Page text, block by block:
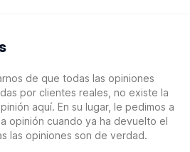
de que todas las opiniones
por clientes reales, no existe la
aquí. En su lugar, le pedimos a
opinión cuando ya ha devuelto el
las opiniones son de verdad.